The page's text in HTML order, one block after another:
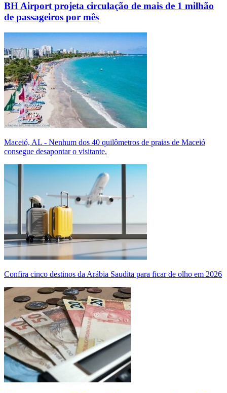
BH Airport projeta circulação de mais de 1 milhão
de passageiros por mês
Maceió, AL - Nenhum dos 40 quilômetros de praias de Maceió
consegue desapontar o visitante.
Confira cinco destinos da Arábia Saudita para ficar de olho em 2026